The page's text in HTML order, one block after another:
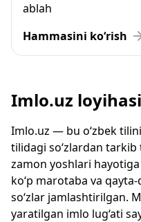
ablah
Hammasini ko‘rish
Imlo.uz
Imlo.uz — bu o‘zbek
tilidagi so‘zlardan
zamon yoshlari
ko‘p marotaba va
so‘zlar jamlashtirilgan.
yaratilgan imlo lug‘ati